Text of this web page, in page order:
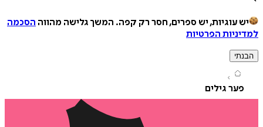
עוגיות, יש ספרים, חסר רק קפה. המשך גלישה מהווההסכמה
הפרטיות
גילים